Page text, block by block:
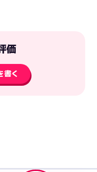
価
書く